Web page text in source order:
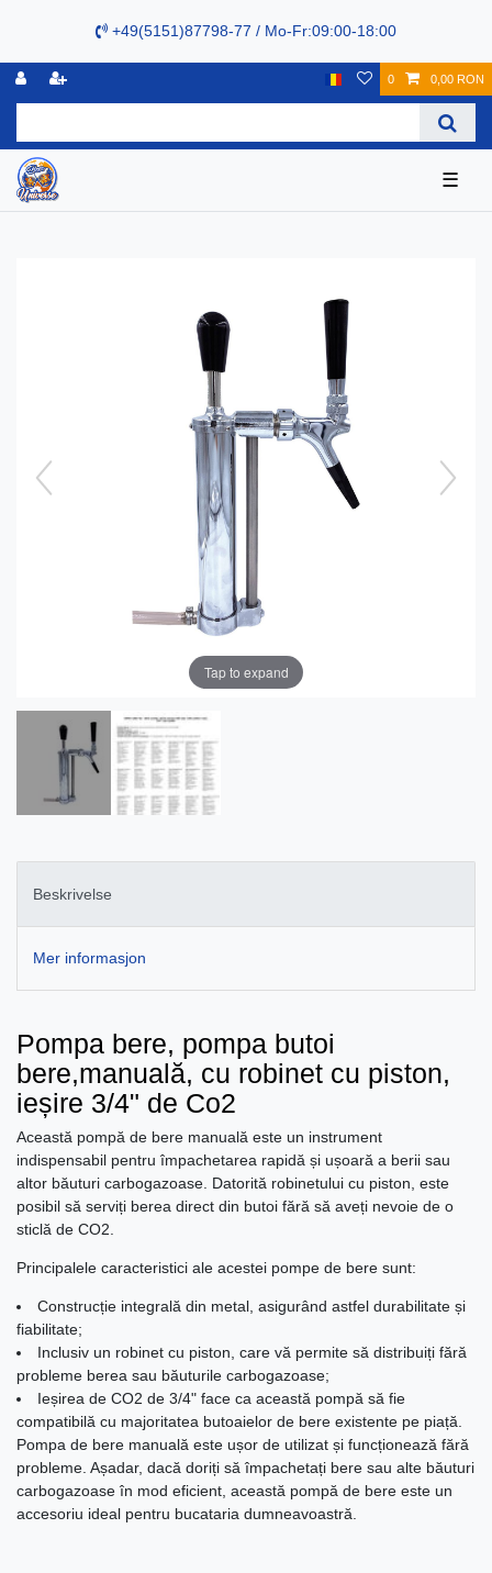
+49(5151)87798-77 / Mo-Fr:09:00-18:00
0 0,00 RON
☰
Tap to expand
Beskrivelse
Mer informasjon
Pompa bere, pompa butoi
bere,manuală, cu robinet cu piston,
ieșire 3/4" de Co2
Această pompă de bere manuală este un instrument
indispensabil pentru împachetarea rapidă și ușoară a berii sau
altor băuturi carbogazoase. Datorită robinetului cu piston, este
posibil să serviți berea direct din butoi fără să aveți nevoie de o
sticlă de CO2.
Principalele caracteristici ale acestei pompe de bere sunt:
Construcție integrală din metal, asigurând astfel durabilitate și
fiabilitate;
Inclusiv un robinet cu piston, care vă permite să distribuiți fără
probleme berea sau băuturile carbogazoase;
Ieșirea de CO2 de 3/4" face ca această pompă să fie
compatibilă cu majoritatea butoaielor de bere existente pe piață.
Pompa de bere manuală este ușor de utilizat și funcționează fără
probleme. Așadar, dacă doriți să împachetați bere sau alte băuturi
carbogazoase în mod eficient, această pompă de bere este un
accesoriu ideal pentru bucataria dumneavoastră.